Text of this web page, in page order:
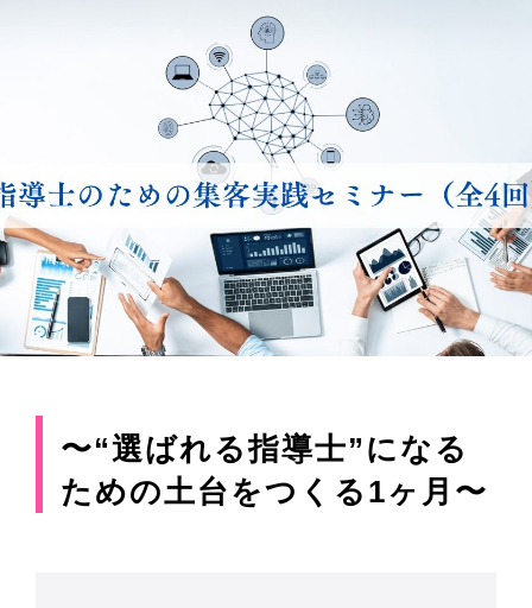
〜“選ばれる指導士”になる
ための土台をつくる1ヶ月〜